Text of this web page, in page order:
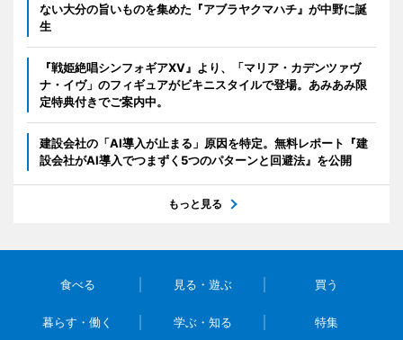
ない大分の旨いものを集めた『アブラヤクマハチ』が中野に誕
生
『戦姫絶唱シンフォギアXV』より、「マリア・カデンツァヴ
ナ・イヴ」のフィギュアがビキニスタイルで登場。あみあみ限
定特典付きでご案内中。
建設会社の「AI導入が止まる」原因を特定。無料レポート『建
設会社がAI導入でつまずく5つのパターンと回避法』を公開
もっと見る
食べる 見る・遊ぶ 買う
暮らす・働く 学ぶ・知る 特集